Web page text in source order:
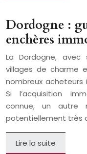
Dordogne :
enchères
La Dordogne, avec
villages de charme
nombreux acheteurs
Si l’acquisition
connue, un autre
potentiellement très
Lire la suite